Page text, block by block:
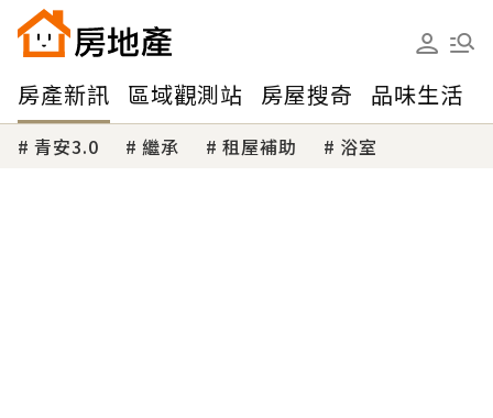
房產新訊 區域觀測站 房屋搜奇 品味生活
青安3.0 繼承 租屋補助 浴室